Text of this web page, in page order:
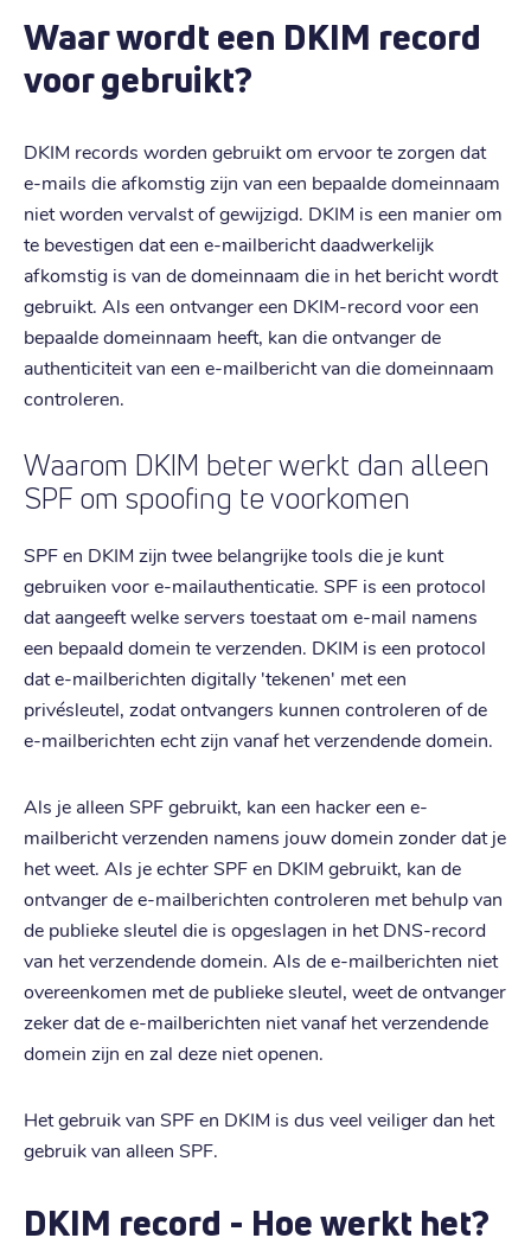
Waar wordt een DKIM record
voor gebruikt?
DKIM records worden gebruikt om ervoor te zorgen dat
e-mails die afkomstig zijn van een bepaalde domeinnaam
niet worden vervalst of gewijzigd. DKIM is een manier om
te bevestigen dat een e-mailbericht daadwerkelijk
afkomstig is van de domeinnaam die in het bericht wordt
gebruikt. Als een ontvanger een DKIM-record voor een
bepaalde domeinnaam heeft, kan die ontvanger de
authenticiteit van een e-mailbericht van die domeinnaam
controleren.
Waarom DKIM beter werkt dan alleen
SPF om spoofing te voorkomen
SPF en DKIM zijn twee belangrijke tools die je kunt
gebruiken voor e-mailauthenticatie. SPF is een protocol
dat aangeeft welke servers toestaat om e-mail namens
een bepaald domein te verzenden. DKIM is een protocol
dat e-mailberichten digitally 'tekenen' met een
privésleutel, zodat ontvangers kunnen controleren of de
e-mailberichten echt zijn vanaf het verzendende domein.
Als je alleen SPF gebruikt, kan een hacker een e-
mailbericht verzenden namens jouw domein zonder dat je
het weet. Als je echter SPF en DKIM gebruikt, kan de
ontvanger de e-mailberichten controleren met behulp van
de publieke sleutel die is opgeslagen in het DNS-record
van het verzendende domein. Als de e-mailberichten niet
overeenkomen met de publieke sleutel, weet de ontvanger
zeker dat de e-mailberichten niet vanaf het verzendende
domein zijn en zal deze niet openen.
Het gebruik van SPF en DKIM is dus veel veiliger dan het
gebruik van alleen SPF.
DKIM record - Hoe werkt het?